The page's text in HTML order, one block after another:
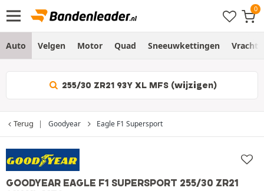
Auto Velgen Motor Quad Sneeuwkettingen
255/30 ZR21 93Y XL MFS (wijzigen)
Terug Goodyear Eagle F1 Supersport
GOODYEAR EAGLE F1 SUPERSPORT 255/30 ZR21